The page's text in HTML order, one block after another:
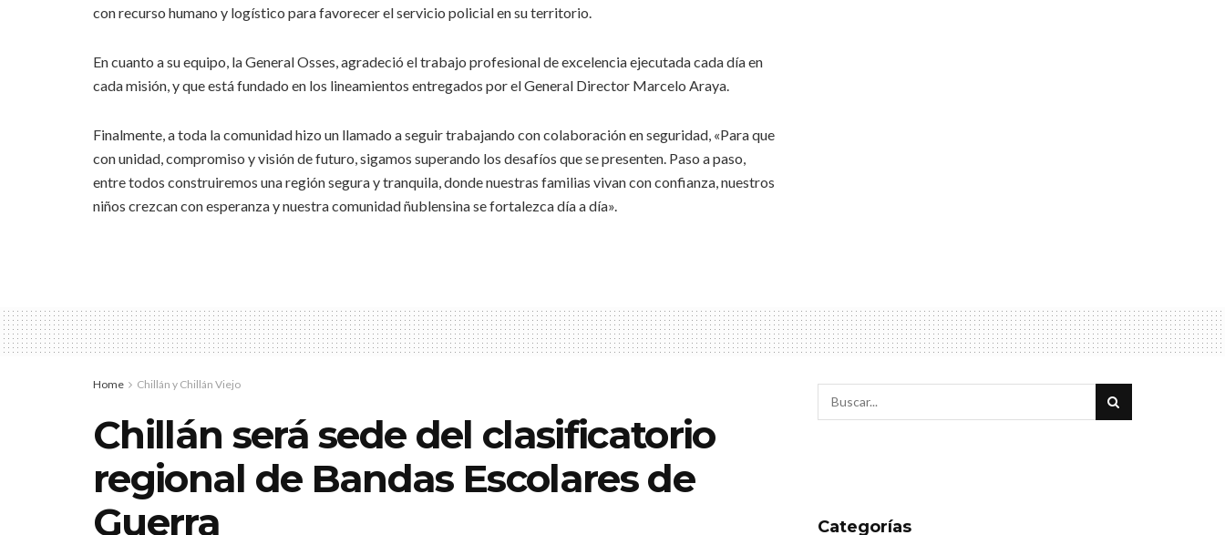
con recurso humano y logístico para favorecer el servicio policial en su territorio.
En cuanto a su equipo, la General Osses, agradeció el trabajo profesional de excelencia ejecutada cada día en
cada misión, y que está fundado en los lineamientos entregados por el General Director Marcelo Araya.
Finalmente, a toda la comunidad hizo un llamado a seguir trabajando con colaboración en seguridad, «Para que
con unidad, compromiso y visión de futuro, sigamos superando los desafíos que se presenten. Paso a paso,
entre todos construiremos una región segura y tranquila, donde nuestras familias vivan con confianza, nuestros
niños crezcan con esperanza y nuestra comunidad ñublensina se fortalezca día a día».
Home Chillán y Chillán Viejo
Chillán será sede del clasificatorio
regional de Bandas Escolares de
Guerra
Categorías